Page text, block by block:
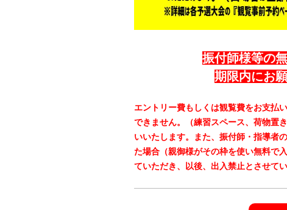
振付師様等の
期限内にお
エントリー費もしくは観覧費をお支払
できません。（練習スペース、荷物置
いいたします。また、 振付師・指導者
た場合（親御様がその枠を使い無料で
ていただき、以後、出入禁止とさせて